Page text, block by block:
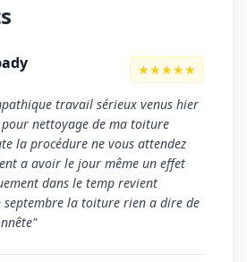
★★★★★
travail sérieux venus hier
nettoyage de ma toiture
la procédure ne vous attendez
a avoir le jour même un effet
dans le temp revient
septembre la toiture rien a dire de